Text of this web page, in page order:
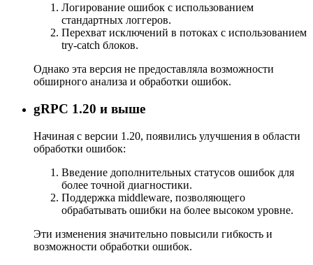
Логирование ошибок с использованием
стандартных логгеров.
Перехват исключений в потоках с использованием
try-catch блоков.
Однако эта версия не предоставляла возможности
обширного анализа и обработки ошибок.
gRPC 1.20 и выше
Начиная с версии 1.20, появились улучшения в области
обработки ошибок:
Введение дополнительных статусов ошибок для
более точной диагностики.
Поддержка middleware, позволяющего
обрабатывать ошибки на более высоком уровне.
Эти изменения значительно повысили гибкость и
возможности обработки ошибок.